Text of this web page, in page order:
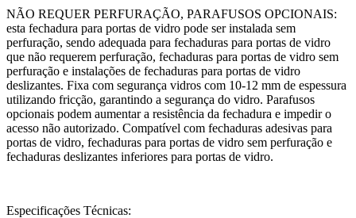
Vidro
2
Folhas
Pressão
Inox
quantidade
NÃO REQUER PERFURAÇÃO, PARAFUSOS OPCIONAIS:
esta fechadura para portas de vidro pode ser instalada sem
perfuração, sendo adequada para fechaduras para portas de vidro
que não requerem perfuração, fechaduras para portas de vidro sem
perfuração e instalações de fechaduras para portas de vidro
deslizantes. Fixa com segurança vidros com 10-12 mm de espessura
utilizando fricção, garantindo a segurança do vidro. Parafusos
opcionais podem aumentar a resistência da fechadura e impedir o
acesso não autorizado. Compatível com fechaduras adesivas para
portas de vidro, fechaduras para portas de vidro sem perfuração e
fechaduras deslizantes inferiores para portas de vidro.
Especificações Técnicas: